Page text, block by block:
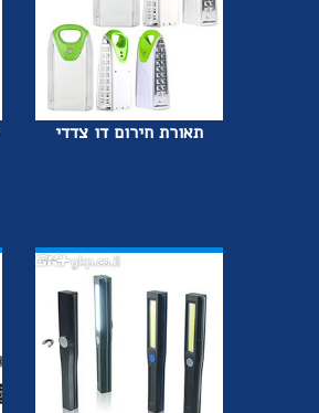
תאורת חירום דו צדדי